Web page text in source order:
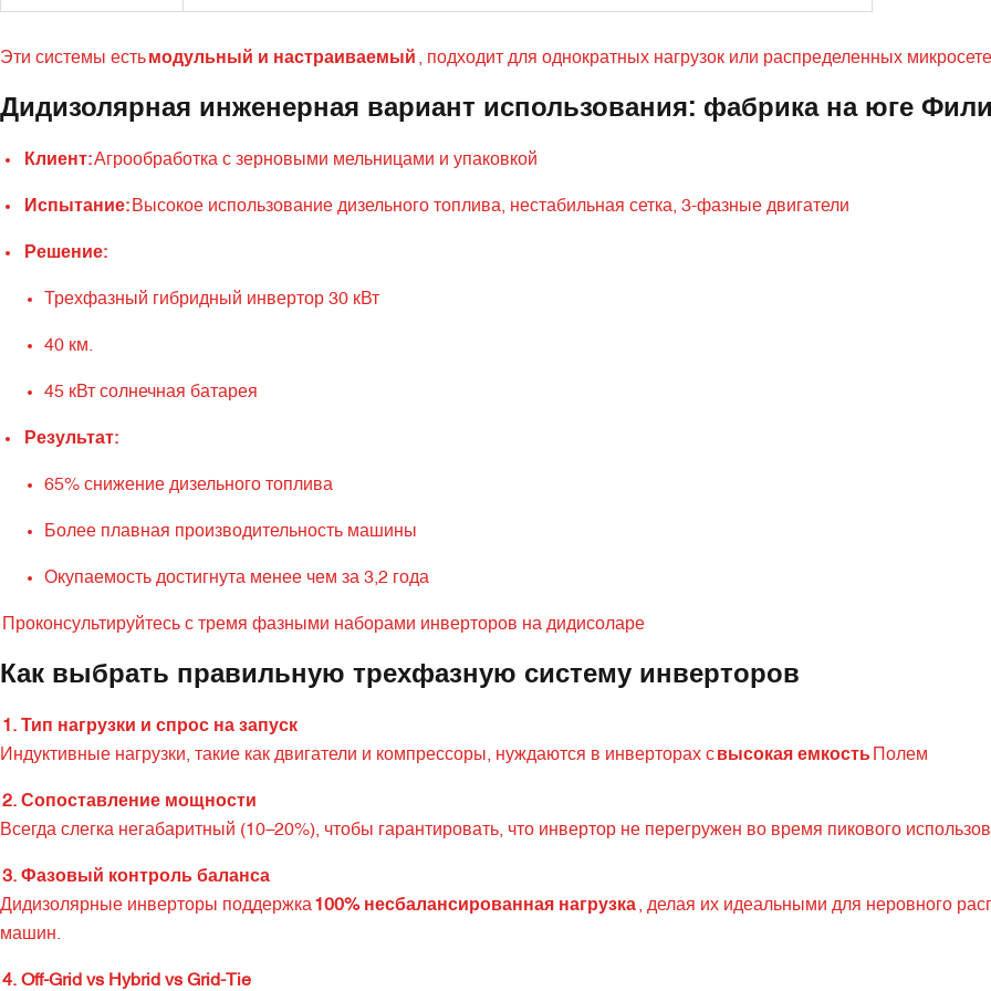
Эти системы естьмодульный и настраиваемый , подходит для однократных нагрузок или распределенных
Дидизолярная инженерная вариант использования: фабрика на юге
Клиент:Агрообработка с зерновыми мельницами и упаковкой
Испытание: Высокое использование дизельного топлива, нестабильная сетка, 3-фазные двигатели
Решение:
Трехфазный гибридный инвертор 30 кВт
40 км.
45 кВт солнечная батарея
Результат:
65% снижение дизельного топлива
Более плавная производительность машины
Окупаемость достигнута менее чем за 3,2 года
Проконсультируйтесь с тремя фазными наборами инверторов на дидисоларе
Как выбрать правильную трехфазную систему инверторов
1. Тип нагрузки и спрос на запуск
Индуктивные нагрузки, такие как двигатели и компрессоры, нуждаются в инверторах свысокая емкость Полем
2. Сопоставление мощности
Всегда слегка негабаритный (10–20%), чтобы гарантировать, что инвертор не перегружен во время пикового
3. Фазовый контроль баланса
Дидизолярные инверторы поддержка100% несбалансированная нагрузка, делая их идеальными для неровного
машин.
4. Off-Grid vs Hybrid vs Grid-Tie